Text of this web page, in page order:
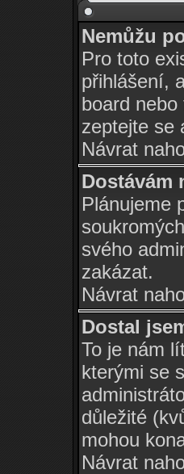
Nemůžu
Pro toto
přihlášení,
board
zeptejte se
Návrat
Dostávám
Plánujeme
svého
zakázat.
Návrat
Dostal
To je nám
kterými se
důležité
mohou
Návrat